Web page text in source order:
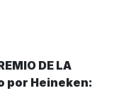
DE LA
por Heineken: